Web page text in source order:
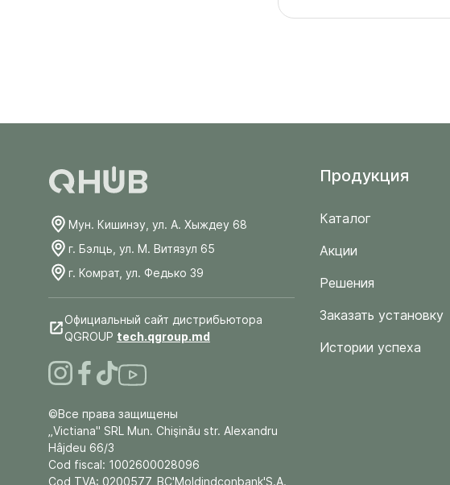
Мун. Кишинэу, ул. А. Хыждеу 68
г. Бэлць, ул. М. Витязул 65
г. Комрат, ул. Федько 39
Официальный сайт дистрибьютора
QGROUP tech.qgroup.md
©Все права защищены
„Victiana" SRL Mun. Chişinău str. Alexandru
Hâjdeu 66/3
Cod fiscal: 1002600028096
Cod TVA: 0200577, BC'Moldindconbank'S.A.,
Продукция
Каталог
Акции
Решения
Заказать установку
Истории успеха